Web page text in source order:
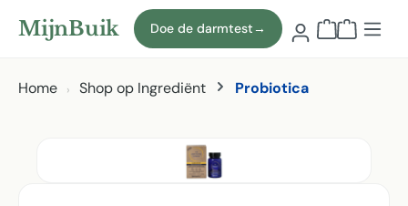
Naar hoofdinhoud
MijnBuik Doe de darmtest→
Home Shop op Ingrediënt Probiotica